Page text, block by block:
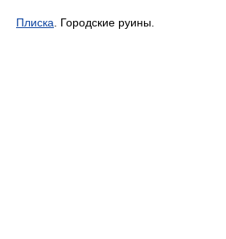
Плиска. Городские руины.